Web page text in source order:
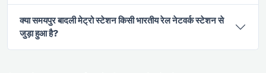
क्या समयपुर बादली मेट्रो स्टेशन किसी भारतीय रेल नेटवर्क स्टेशन से
जुड़ा हुआ है?